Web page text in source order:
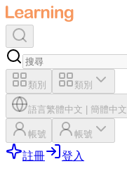
類別 類別
語言繁體中文 簡體中文
帳號 帳號
註冊 登入